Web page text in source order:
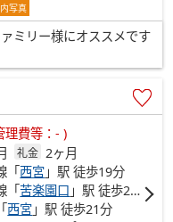
写真
ミリー様にオススメです
理費等：- )
礼金 2ヶ月
「西宮 」駅 徒歩19分
「苦楽園口 」駅 徒歩21分
西宮 」駅 徒歩21分